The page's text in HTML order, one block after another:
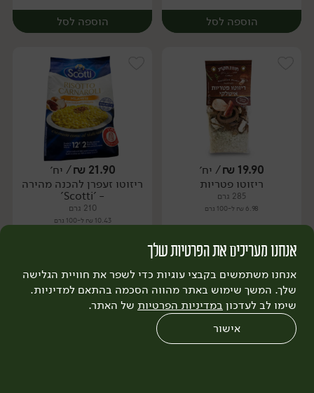
הוספה לסל
יח׳
הוספה לסל
יח׳
19.90
₪/ יח׳
ריזוטו פטריות
285 גרם
6.98 ₪ ל-100 גרם
21.90
₪/ יח׳
ריזוטו זעפרן להכנה מהירה
- 'Scotti'
210 גרם
10.43 ₪ ל-100 גרם
אנחנו מעריכים את הפרטיות שלך
אנחנו משתמשים בקבצי עוגיות כדי לשפר את חוויית הגלישה
שלך. המשך שימוש באתר מהווה הסכמה בהתאם למדיניות.
שימו לב לעדכון במדיניות הפרטיות של האתר.
אישור